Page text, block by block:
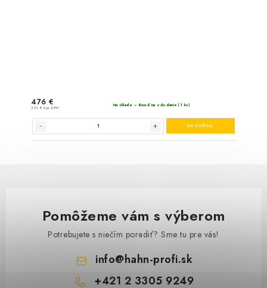
Venol
Pomôžeme vám s výberom
Potrebujete s niečím poradiť? Sme tu pre vás!
info@hahn-profi.sk
+421 2 3305 9249